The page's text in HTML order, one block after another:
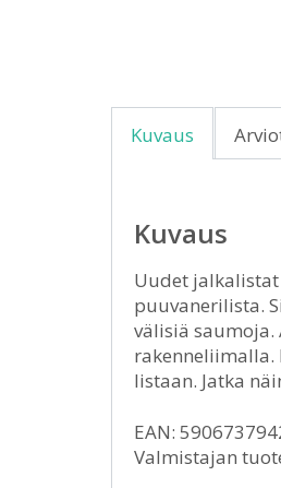
Kuvaus
Kuvaus
Uudet
puuvanerilista.
välisiä
rakenneliimalla.
listaan. Jatka
EAN:
Valmistajan